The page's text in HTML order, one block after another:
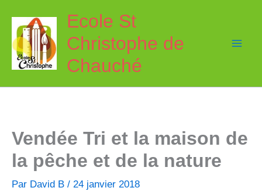
contenu
Ecole St
Christophe de
Chauché
Vendée Tri et la maison de
la pêche et de la nature
Par David B / 24 janvier 2018